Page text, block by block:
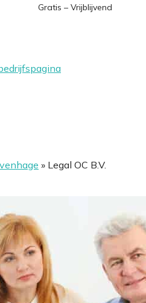
Gratis – Vrijblijvend
» Legal OC B.V.